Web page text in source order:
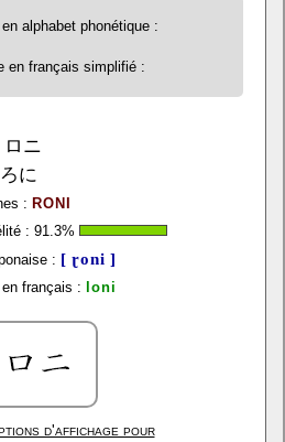
alphabet phonétique :
en français simplifié :
ロニ
ろに
: RONI
: 91.3%
: [ ɽoni ]
français : loni
d'affichage pour